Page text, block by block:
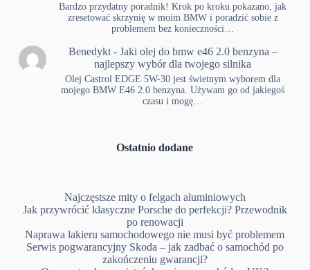
Bardzo przydatny poradnik! Krok po kroku pokazano, jak
zresetować skrzynię w moim BMW i poradzić sobie z
problemem bez konieczności…
Benedykt- Jaki olej do bmw e46 2.0 benzyna –
najlepszy wybór dla twojego silnika
Olej Castrol EDGE 5W-30 jest świetnym wyborem dla
mojego BMW E46 2.0 benzyna. Używam go od jakiegoś
czasu i mogę…
Ostatnio dodane
Najczęstsze mity o felgach aluminiowych
Jak przywrócić klasyczne Porsche do perfekcji? Przewodnik
po renowacji
Naprawa lakieru samochodowego nie musi być problemem
Serwis pogwarancyjny Skoda – jak zadbać o samochód po
zakończeniu gwarancji?